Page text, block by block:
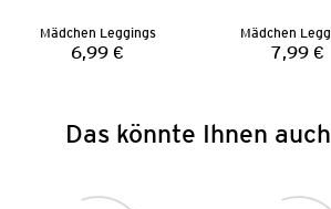
Mädchen Leggings
Preis:
6,99 €
Mädchen
7,99 €
Das könnte Ihnen